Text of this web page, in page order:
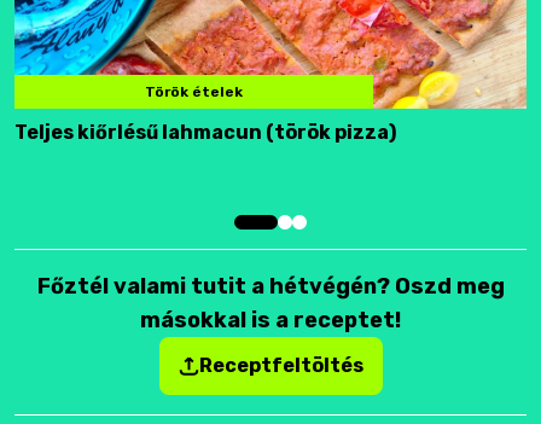
Török ételek
Teljes kiőrlésű lahmacun (török pizza)
Főztél valami tutit a hétvégén? Oszd meg
másokkal is a receptet!
Receptfeltöltés